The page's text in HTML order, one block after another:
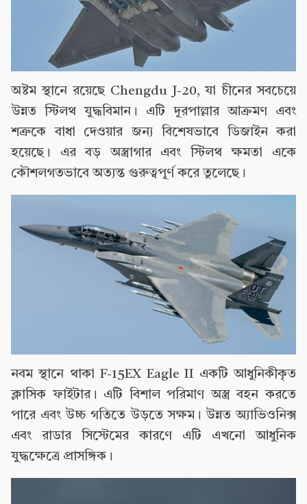
অষ্টম স্থানে রয়েছে Chengdu J-20, যা চীনের সবচেয়ে
উন্নত স্টিলথ যুদ্ধবিমান। এটি দূরপাল্লার আক্রমণ এবং
শত্রুকে বাধা দেওয়ার জন্য বিশেষভাবে ডিজাইন করা
হয়েছে। এর বড় অস্ত্রাগার এবং স্টিলথ ক্ষমতা একে
কৌশলগতভাবে অত্যন্ত গুরুত্বপূর্ণ করে তুলেছে।
নবম স্থানে থাকা F-15EX Eagle II একটি আধুনিকীকৃত
ক্লাসিক ফাইটার। এটি বিশাল পরিমাণ অস্ত্র বহন করতে
পারে এবং উচ্চ গতিতে উড়তে সক্ষম। উন্নত অ্যাভিওনিক্স
এবং রাডার সিস্টেমের কারণে এটি এখনো আধুনিক
যুদ্ধক্ষেত্রে প্রাসঙ্গিক।